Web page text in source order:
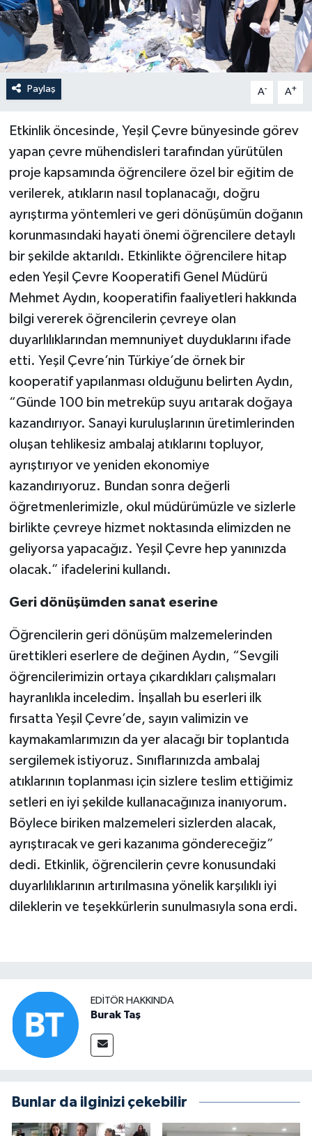
Paylaş A- A+
Etkinlik öncesinde, Yeşil Çevre bünyesinde görev
yapan çevre mühendisleri tarafından yürütülen
proje kapsamında öğrencilere özel bir eğitim de
verilerek, atıkların nasıl toplanacağı, doğru
ayrıştırma yöntemleri ve geri dönüşümün doğanın
korunmasındaki hayati önemi öğrencilere detaylı
bir şekilde aktarıldı. Etkinlikte öğrencilere hitap
eden Yeşil Çevre Kooperatifi Genel Müdürü
Mehmet Aydın, kooperatifin faaliyetleri hakkında
bilgi vererek öğrencilerin çevreye olan
duyarlılıklarından memnuniyet duyduklarını ifade
etti. Yeşil Çevre’nin Türkiye’de örnek bir
kooperatif yapılanması olduğunu belirten Aydın,
“Günde 100 bin metreküp suyu arıtarak doğaya
kazandırıyor. Sanayi kuruluşlarının üretimlerinden
oluşan tehlikesiz ambalaj atıklarını topluyor,
ayrıştırıyor ve yeniden ekonomiye
kazandırıyoruz. Bundan sonra değerli
öğretmenlerimizle, okul müdürümüzle ve sizlerle
birlikte çevreye hizmet noktasında elimizden ne
geliyorsa yapacağız. Yeşil Çevre hep yanınızda
olacak.” ifadelerini kullandı.
Geri dönüşümden sanat eserine
Öğrencilerin geri dönüşüm malzemelerinden
ürettikleri eserlere de değinen Aydın, “Sevgili
öğrencilerimizin ortaya çıkardıkları çalışmaları
hayranlıkla inceledim. İnşallah bu eserleri ilk
fırsatta Yeşil Çevre’de, sayın valimizin ve
kaymakamlarımızın da yer alacağı bir toplantıda
sergilemek istiyoruz. Sınıflarınızda ambalaj
atıklarının toplanması için sizlere teslim ettiğimiz
setleri en iyi şekilde kullanacağınıza inanıyorum.
Böylece biriken malzemeleri sizlerden alacak,
ayrıştıracak ve geri kazanıma göndereceğiz”
dedi. Etkinlik, öğrencilerin çevre konusundaki
duyarlılıklarının artırılmasına yönelik karşılıklı iyi
dileklerin ve teşekkürlerin sunulmasıyla sona erdi.
EDITÖR HAKKINDA
Burak Taş
Bunlar da ilginizi çekebilir